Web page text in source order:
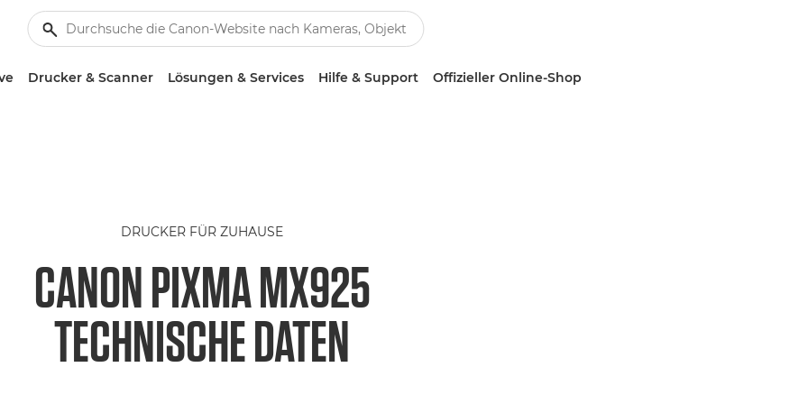
Drucker & Scanner Lösungen & Services Hilfe & Support Offizieller Online-Shop
DRUCKER FÜR ZUHAUSE
CANON PIXMA MX925
TECHNISCHE DATEN